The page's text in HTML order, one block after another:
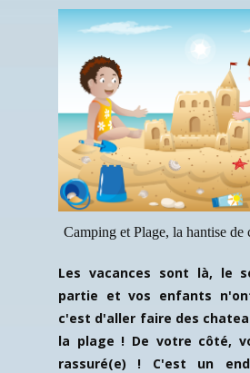
Camping et Plage, la hantise de
Les vacances sont là, le
partie et vos enfants
c'est d'aller faire des
la plage ! De votre côté,
rassuré(e) ! C'est un